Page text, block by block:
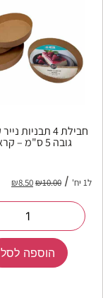
גובה 5 ס"מ – קראפט
ל1 יח' ₪10.00
₪8.50
הוספה לסל